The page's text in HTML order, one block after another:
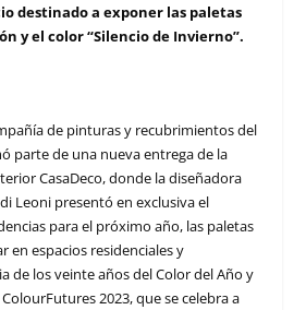
destinado a exponer las paletas
y el color “Silencio de Invierno”.
de pinturas y recubrimientos del
parte de una nueva entrega de la
CasaDeco, donde la diseñadora
Leoni presentó en exclusiva el
para el próximo año, las paletas
en espacios residenciales y
de los veinte años del Color del Año y
2023, que se celebra a